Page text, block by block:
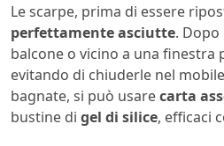
Le scarpe, prima di essere
perfettamente asciutte. Dopo
balcone o vicino a una finestra
evitando di chiuderle nel
bagnate, si può usarecarta
bustine di gel di silice, efficaci